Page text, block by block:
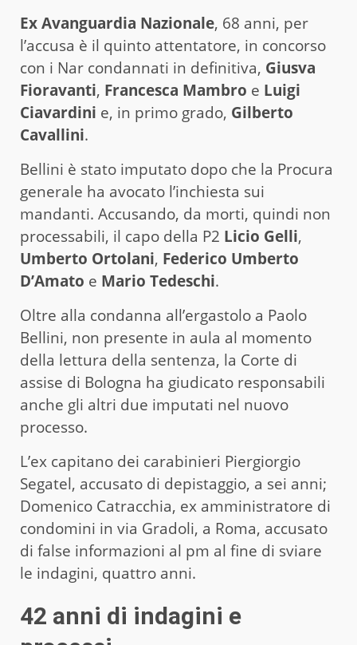
Ex Avanguardia Nazionale, 68 anni, per
l’accusa è il quinto attentatore, in concorso
con i Nar condannati in definitiva, Giusva
Fioravanti, Francesca Mambro e Luigi
Ciavardini e, in primo grado, Gilberto
Cavallini.
Bellini è stato imputato dopo che la Procura
generale ha avocato l’inchiesta sui
mandanti. Accusando, da morti, quindi non
processabili, il capo della P2 Licio Gelli,
Umberto Ortolani, Federico Umberto
D’Amato e Mario Tedeschi.
Oltre alla condanna all’ergastolo a Paolo
Bellini, non presente in aula al momento
della lettura della sentenza, la Corte di
assise di Bologna ha giudicato responsabili
anche gli altri due imputati nel nuovo
processo.
L’ex capitano dei carabinieri Piergiorgio
Segatel, accusato di depistaggio, a sei anni;
Domenico Catracchia, ex amministratore di
condomini in via Gradoli, a Roma, accusato
di false informazioni al pm al fine di sviare
le indagini, quattro anni.
42 anni di indagini e